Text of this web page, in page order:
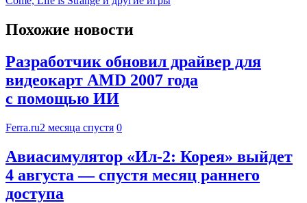
Похожие новости
Разработчик обновил драйвер для
видеокарт AMD 2007 года
с помощью ИИ
Ferra.ru2 месяца спустя 0
Авиасимулятор «Ил-2: Корея» выйдет
4 августа — спустя месяц раннего
доступа